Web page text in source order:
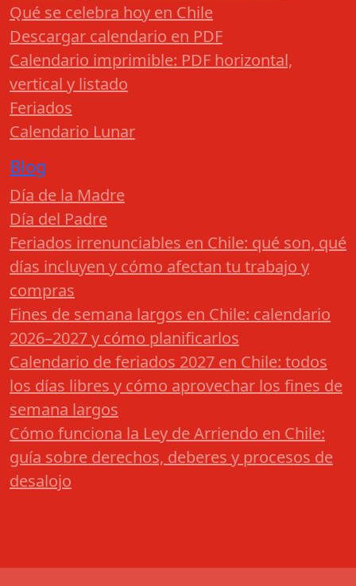
Qué se celebra hoy en Chile
Descargar calendario en PDF
Calendario imprimible: PDF horizontal,
vertical y listado
Feriados
Calendario Lunar
Blog
Día de la Madre
Día del Padre
Feriados irrenunciables en Chile: qué son, qué
días incluyen y cómo afectan tu trabajo y
compras
Fines de semana largos en Chile: calendario
2026–2027 y cómo planificarlos
Calendario de feriados 2027 en Chile: todos
los días libres y cómo aprovechar los fines de
semana largos
Cómo funciona la Ley de Arriendo en Chile:
guía sobre derechos, deberes y procesos de
desalojo